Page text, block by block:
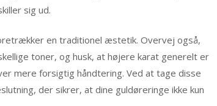
sig ud.
en traditionel æstetik. Overvej også,
toner, og husk, at højere karat generelt er
mere forsigtig håndtering. Ved at tage disse
der sikrer, at dine guldøreringe ikke kun